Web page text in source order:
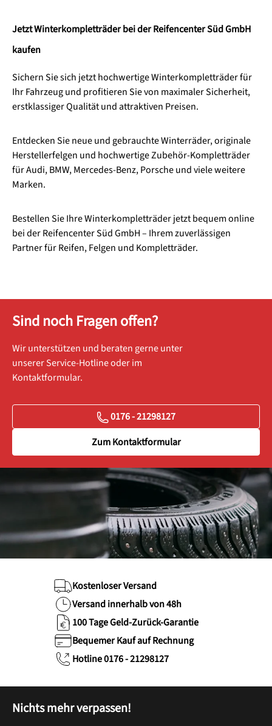
Jetzt Winterkompletträder bei der Reifencenter Süd GmbH
kaufen
Sichern Sie sich jetzt hochwertige Winterkompletträder für
Ihr Fahrzeug und profitieren Sie von maximaler Sicherheit,
erstklassiger Qualität und attraktiven Preisen.
Entdecken Sie neue und gebrauchte Winterräder, originale
Herstellerfelgen und hochwertige Zubehör-Kompletträder
für Audi, BMW, Mercedes-Benz, Porsche und viele weitere
Marken.
Bestellen Sie Ihre Winterkompletträder jetzt bequem online
bei der Reifencenter Süd GmbH – Ihrem zuverlässigen
Partner für Reifen, Felgen und Kompletträder.
Sind noch Fragen offen?
Wir unterstützen und beraten gerne unter
unserer Service-Hotline oder im
Kontaktformular.
0176 - 21298127
Zum Kontaktformular
Kostenloser Versand
Versand innerhalb von 48h
100 Tage Geld-Zurück-Garantie
Bequemer Kauf auf Rechnung
Hotline 0176 - 21298127
Nichts mehr verpassen!